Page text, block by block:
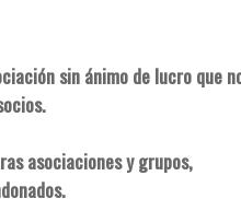
sin ánimo de lucro que
asociaciones y grupos,